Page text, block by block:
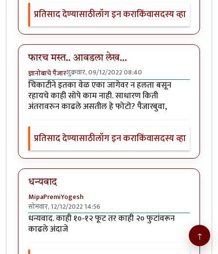
प्रतिसाद देण्यासाठीलॉग इन कराकिंवासदस्य व्हा
फारच मस्त.. आवडला लेख...
ज्ञानोबाचे पैजारशुक्रवार, 09/12/2022 08:40
चिकाटीने इतका वेळ एका जागेवर न हलता बसून
रहायचे काही सोपे काम नाही. साधारण किती
अंतरावरुन काढले असतील हे फोटो? पैजारबुवा,
प्रतिसाद देण्यासाठीलॉग इन कराकिंवासदस्य व्हा
धन्यवाद
MipaPremiYogesh
सोमवार, 12/12/2022 14:56
धन्यवाद. काही १०-१२ फूट तर काही २० फुटांवरून
काढले अंदाजे ↑